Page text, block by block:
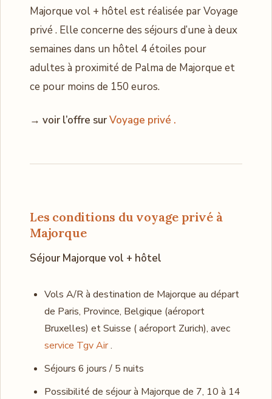
Majorque vol + hôtel est réalisée par Voyage
privé . Elle concerne des séjours d’une à deux
semaines dans un hôtel 4 étoiles pour
adultes à proximité de Palma de Majorque et
ce pour moins de 150 euros.
→ voir l’offre surVoyage privé .
Les conditions du voyage privé à
Majorque
Séjour Majorque vol + hôtel
Vols A/R à destination de Majorque au départ
de Paris, Province, Belgique (aéroport
Bruxelles) et Suisse ( aéroport Zurich), avec
service Tgv Air.
Séjours 6 jours / 5 nuits
Possibilité de séjour à Majorque de 7, 10 à 14